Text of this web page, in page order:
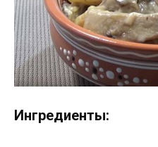
Ингредиенты: